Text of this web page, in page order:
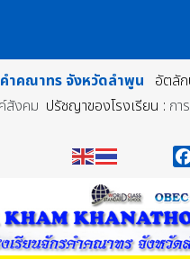
คำคณาทร จังหวัดลำพูน อัตลั
สังคม ปรัชญาของโรงเรียน : กา